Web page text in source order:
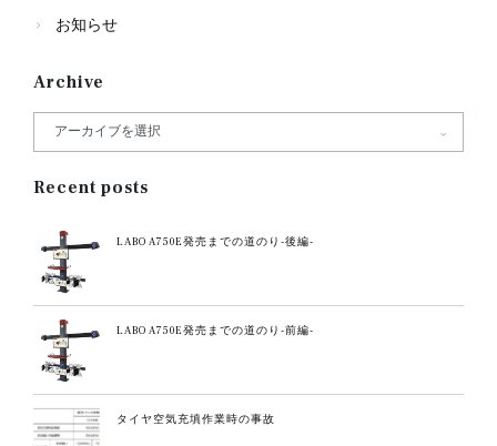
お知らせ
Archive
Recent posts
LABO A750E発売までの道のり-後編-
LABO A750E発売までの道のり-前編-
タイヤ空気充填作業時の事故